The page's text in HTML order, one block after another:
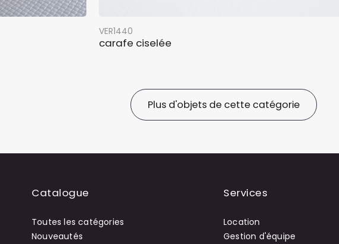
VER1440
carafe ciselée
Plus d'objets de cette catégorie
Catalogue
Toutes les catégories
Nouveautés
Services
Location
Gestion d'équipe